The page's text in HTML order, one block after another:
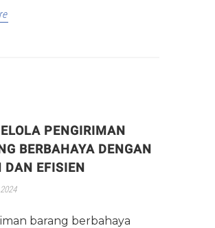
PENGIRIMAN
BERBAHAYA DENGAN
DAN EFISIEN
barang berbahaya